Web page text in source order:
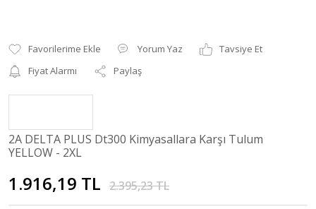
Yorum Yaz
Tavsiye Et
Fiyat Alarmı
Paylaş
2A DELTA PLUS Dt300 Kimyasallara Karşı Tulum
YELLOW - 2XL
1.916,19 TL 2.395,23 TL